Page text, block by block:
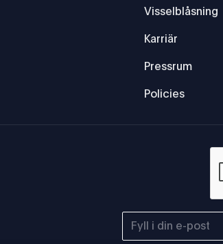
framstående företagskultur
och framstående företagskultur
Visselblåsning
Karriär
Pressrum
Policies